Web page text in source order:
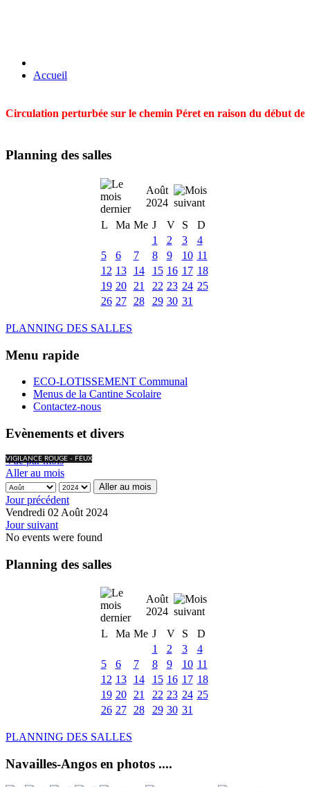
Accueil
Circulation perturbée sur le chemin Péret en raison du début
Planning des salles
Août
2024
L
Ma Me J V S
D
1
2 3
4
5
6 7 8 9 10 11
12 13 14 15 16 17 18
19 20 21 22 23 24 25
26 27 28 29 30 31
PLANNING DES SALLES
Menu rapide
ECO-LOTISSEMENT Communal
Menus de la Cantine Scolaire
Contactez-nous
Evènements et divers
VIGILANCE ROUGE - FEUX
Vue par mois
Aller au mois
Aller au mois
Jour précédent
Vendredi 02 Août 2024
Jour suivant
No events were found
Planning des salles
Août
2024
L
Ma Me J V S
D
1
2 3
4
5
6 7 8 9 10 11
12 13 14 15 16 17 18
19 20 21 22 23 24 25
26 27 28 29 30 31
PLANNING DES SALLES
Navailles-Angos en photos ....